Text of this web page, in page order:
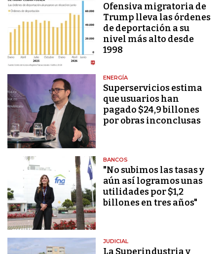
Ofensiva migratoria de
Trump lleva las órdenes
de deportación a su
nivel más alto desde
1998
ENERGÍA
Superservicios estima
que usuarios han
pagado $24,9 billones
por obras inconclusas
BANCOS
"No subimos las tasas y
aún así logramos unas
utilidades por $1,2
billones en tres años"
JUDICIAL
La Superindustria y